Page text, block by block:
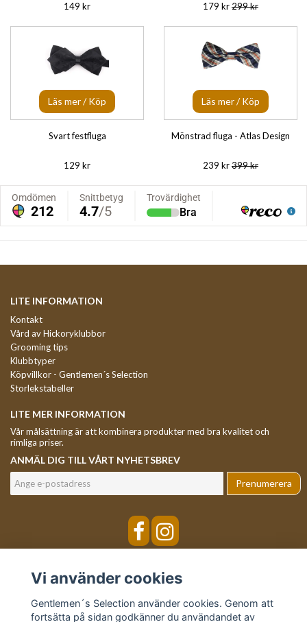
149 kr 179 kr299 kr
Läs mer / Köp
Svart festfluga
129 kr
Läs mer / Köp
Mönstrad fluga - Atlas Design
239 kr399 kr
LITE INFORMATION
Kontakt
Vård av Hickoryklubbor
Grooming tips
Klubbtyper
Köpvillkor - Gentlemen´s Selection
Storlekstabeller
LITE MER INFORMATION
Vår målsättning är att kombinera produkter med bra kvalitet och
rimliga priser.
ANMÄL DIG TILL VÅRT NYHETSBREV
Prenumerera
Vi använder cookies
Gentlemen´s Selection använder cookies. Genom att
fortsätta på sidan godkänner du användandet av